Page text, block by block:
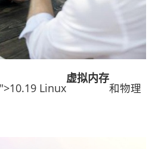
Linux
虚拟内存
和物理